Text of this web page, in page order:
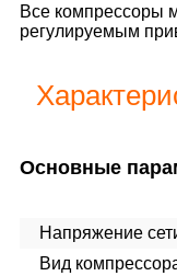
Все компрессоры
регулируемым
Основные
Напряжение
Вид